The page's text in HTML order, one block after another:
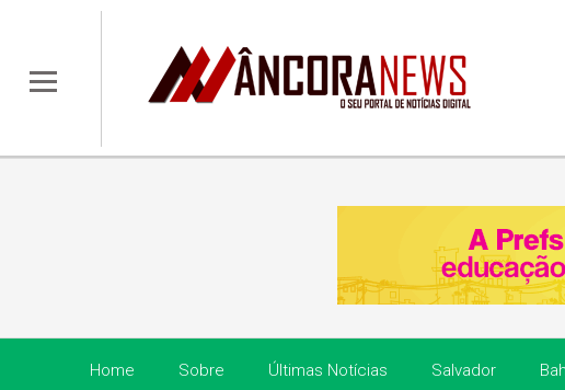
Home Sobre Últimas Notícias Salvador